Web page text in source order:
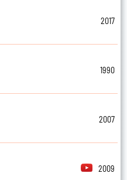
2017
1990
2007
2009